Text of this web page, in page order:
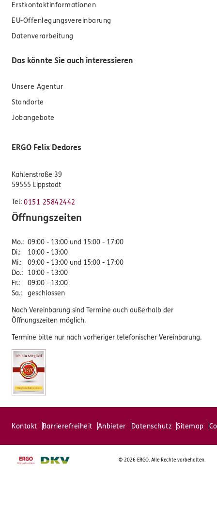
Erstkontaktinformationen
EU-Offenlegungsvereinbarung
Datenverarbeitung
Das könnte Sie auch interessieren
Unsere Agentur
Standorte
Jobangebote
ERGO Felix Dedores
Kahlenstraße 39
59555 Lippstadt
Tel: 0151 25842442
Öffnungszeiten
Mo.: 09:00 - 13:00 und 15:00 - 17:00
Di.:
10:00 - 13:00
Mi.:
09:00 - 13:00 und 15:00 - 17:00
Do.:
10:00 - 13:00
Fr.:
09:00 - 13:00
Sa.: geschlossen
Nach Vereinbarung sind Termine auch außerhalb der
Öffnungszeiten möglich.
Termine bitte nur nach vorheriger telefonischer Vereinbarung.
Kontakt Barrierefreiheit Anbieter Datenschutz Sitemap
© 2026 ERGO. Alle Rechte vorbehalten.